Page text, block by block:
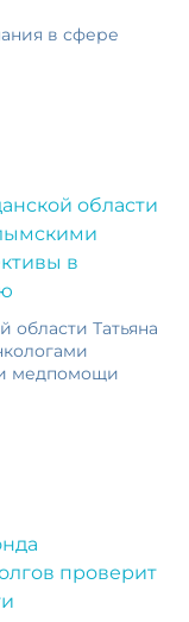
в сфере
области Татьяна
медпомощи